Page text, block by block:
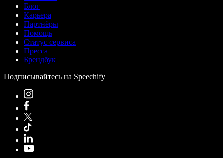
Блог
Карьера
Партнёры
Помощь
Статус сервиса
Пресса
Брендбук
Подписывайтесь на Speechify